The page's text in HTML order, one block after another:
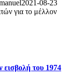
2021-08-23
για το μέλλον
του 1974